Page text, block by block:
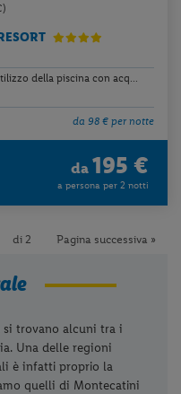
della piscina con acq...
da 98 € per notte
da 195 €
a persona per 2 notti
di 2 Pagina successiva »
si trovano alcuni tra i
Una delle regioni
è infatti proprio la
quelli di Montecatini